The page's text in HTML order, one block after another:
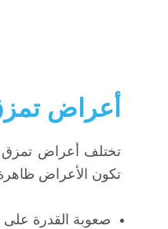
أعراض
تختلف أعراض تمزق
تكون الأعراض
صعوبة القدرة